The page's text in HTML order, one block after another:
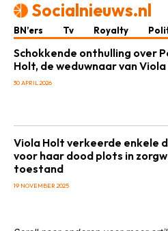
Socialnieuws.nl
BN’ers Tv Royalty
Schokkende onthulling over
Holt, de weduwnaar van
30 APRIL 2026
Viola Holt verkeerde enkele
voor haar dood plots in
toestand
19 NOVEMBER 2025